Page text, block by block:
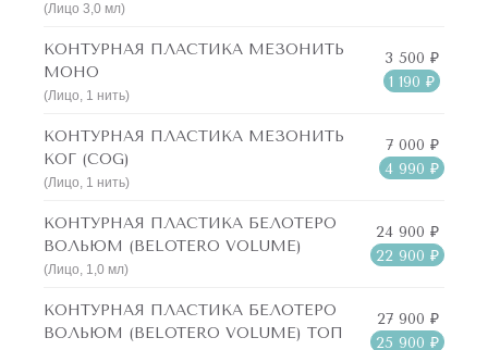
(Лицо 3,0 мл)
КОНТУРНАЯ ПЛАСТИКА МЕЗОНИТЬ
МОНО
(Лицо, 1 нить)
3 500 ₽
1 190 ₽
КОНТУРНАЯ ПЛАСТИКА МЕЗОНИТЬ
КОГ (COG)
(Лицо, 1 нить)
7 000 ₽
4 990 ₽
КОНТУРНАЯ ПЛАСТИКА БЕЛОТЕРО
ВОЛЬЮМ (BELOTERO VOLUME)
(Лицо, 1,0 мл)
24 900 ₽
22 900 ₽
КОНТУРНАЯ ПЛАСТИКА БЕЛОТЕРО
ВОЛЬЮМ (BELOTERO VOLUME) ТОП
27 900 ₽
25 900 ₽